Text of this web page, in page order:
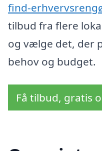
find-
tilbud fra flere
og vælge det, der
behov og budget.
Få tilbud, gratis